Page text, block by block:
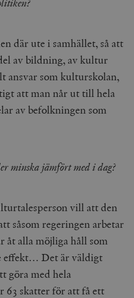
där ute i samhället, så att
av bildning, av kultur
ansvar som kulturskolan,
att man når ut till hela
av befolkningen som
minska jämfört med i dag?
vill att den
såsom regeringen arbetar
åt alla möjliga håll som
effekt… Det är väldigt
göra med hela
63 skatter för att få ett